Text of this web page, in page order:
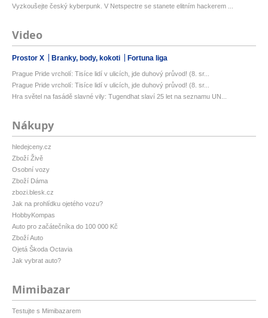
Vyzkoušejte český kyberpunk. V Netspectre se stanete elitním hackerem ...
Video
Prostor X Branky, body, kokoti Fortuna liga
Prague Pride vrcholí: Tisíce lidí v ulicích, jde duhový průvod! (8. sr...
Prague Pride vrcholí: Tisíce lidí v ulicích, jde duhový průvod! (8. sr...
Hra světel na fasádě slavné vily: Tugendhat slaví 25 let na seznamu UN...
Nákupy
hledejceny.cz
Zboží Živě
Osobní vozy
Zboží Dáma
zbozi.blesk.cz
Jak na prohlídku ojetého vozu?
HobbyKompas
Auto pro začátečníka do 100 000 Kč
Zboží Auto
Ojetá Škoda Octavia
Jak vybrat auto?
Mimibazar
Testujte s Mimibazarem